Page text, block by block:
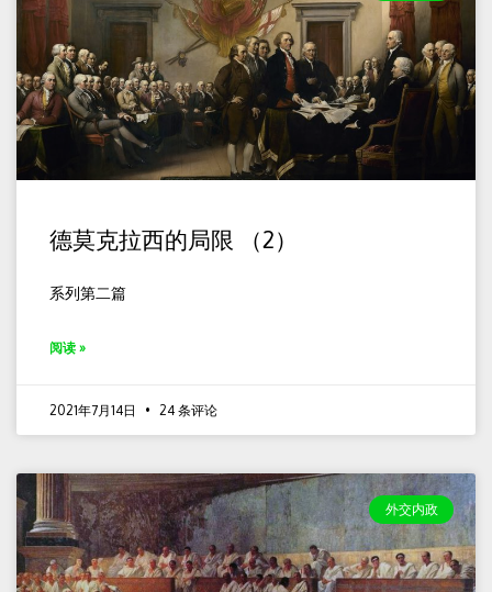
德莫克拉西的局限 （2）
系列第二篇
阅读 »
2021年7月14日 24 条评论
外交内政